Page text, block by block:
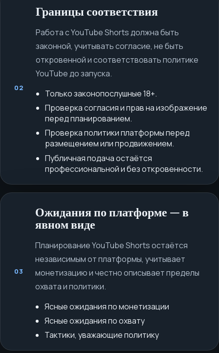
02
Границы соответствия
Работа с YouTube Shorts должна быть
законной, учитывать согласие, не быть
откровенной и соответствовать политике
YouTube до запуска.
Только законопослушные 18+.
Проверка согласия и прав на изображение
перед планированием.
Проверка политики платформы перед
размещением или продвижением.
Публичная подача остаётся
профессиональной и без откровенности.
03
Ожидания по платформе — в
явном виде
Планирование YouTube Shorts остаётся
независимым от платформы, учитывает
монетизацию и честно описывает пределы
охвата и политики.
Ясные ожидания по монетизации
Ясные ожидания по охвату
Тактики, уважающие политику